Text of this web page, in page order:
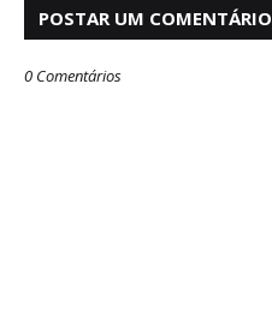
POSTAR UM COMENTÁRIO
0 Comentários